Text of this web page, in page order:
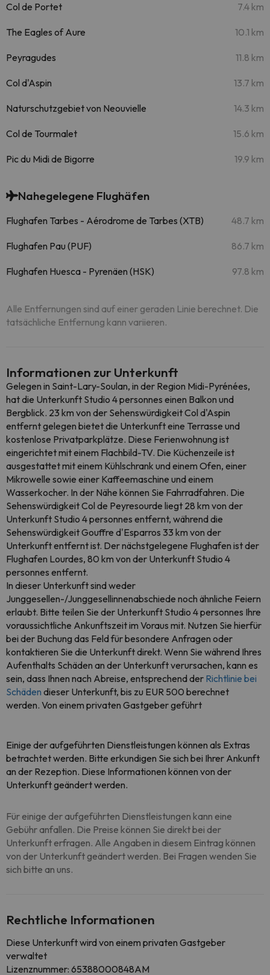
Col de Portet 7.4 km
The Eagles of Aure 10.1 km
Peyragudes 11.8 km
Col d'Aspin 13.7 km
Naturschutzgebiet von Neouvielle 14.3 km
Col de Tourmalet 15.6 km
Pic du Midi de Bigorre 19.9 km
Nahegelegene Flughäfen
Flughafen Tarbes - Aérodrome de Tarbes (XTB) 48.7 km
Flughafen Pau (PUF) 86.7 km
Flughafen Huesca - Pyrenäen (HSK) 97.8 km
Alle Entfernungen sind auf einer geraden Linie berechnet. Die
tatsächliche Entfernung kann variieren.
Informationen zur Unterkunft
Gelegen in Saint-Lary-Soulan, in der Region Midi-Pyrénées,
hat die Unterkunft Studio 4 personnes einen Balkon und
Bergblick. 23 km von der Sehenswürdigkeit Col d'Aspin
entfernt gelegen bietet die Unterkunft eine Terrasse und
kostenlose Privatparkplätze. Diese Ferienwohnung ist
eingerichtet mit einem Flachbild-TV. Die Küchenzeile ist
ausgestattet mit einem Kühlschrank und einem Ofen, einer
Mikrowelle sowie einer Kaffeemaschine und einem
Wasserkocher. In der Nähe können Sie Fahrradfahren. Die
Sehenswürdigkeit Col de Peyresourde liegt 28 km von der
Unterkunft Studio 4 personnes entfernt, während die
Sehenswürdigkeit Gouffre d'Esparros 33 km von der
Unterkunft entfernt ist. Der nächstgelegene Flughafen ist der
Flughafen Lourdes, 80 km von der Unterkunft Studio 4
personnes entfernt.
In dieser Unterkunft sind weder
Junggesellen-/Junggesellinnenabschiede noch ähnliche Feiern
erlaubt. Bitte teilen Sie der Unterkunft Studio 4 personnes Ihre
voraussichtliche Ankunftszeit im Voraus mit. Nutzen Sie hierfür
bei der Buchung das Feld für besondere Anfragen oder
kontaktieren Sie die Unterkunft direkt. Wenn Sie während Ihres
Aufenthalts Schäden an der Unterkunft verursachen, kann es
sein, dass Ihnen nach Abreise, entsprechend der Richtlinie bei
Schäden dieser Unterkunft, bis zu EUR 500 berechnet
werden. Von einem privaten Gastgeber geführt
Einige der aufgeführten Dienstleistungen können als Extras
betrachtet werden. Bitte erkundigen Sie sich bei Ihrer Ankunft
an der Rezeption. Diese Informationen können von der
Unterkunft geändert werden.
Für einige der aufgeführten Dienstleistungen kann eine
Gebühr anfallen. Die Preise können Sie direkt bei der
Unterkunft erfragen. Alle Angaben in diesem Eintrag können
von der Unterkunft geändert werden. Bei Fragen wenden Sie
sich bitte an uns.
Rechtliche Informationen
Diese Unterkunft wird von einem privaten Gastgeber
verwaltet
Lizenznummer: 65388000848AM